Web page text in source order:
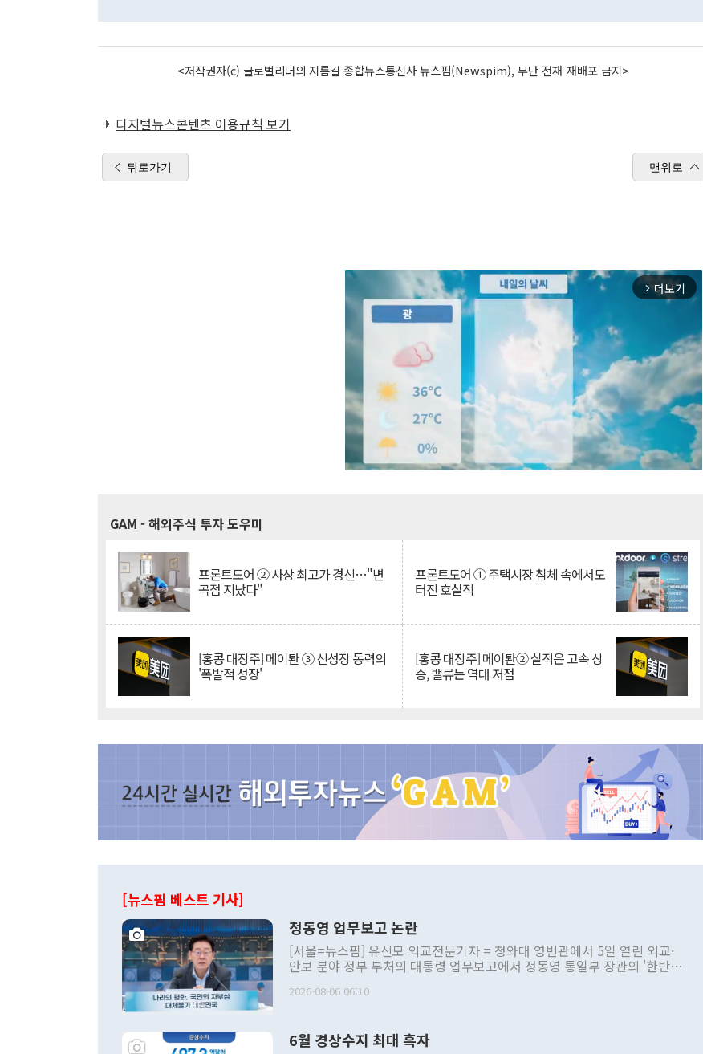
<저작권자(c) 글로벌리더의 지름길 종합뉴스통신사 뉴스핌(Newspim), 무단 전재-재배포 금지>
디지털뉴스콘텐츠 이용규칙 보기
뒤로가기 맨위로
arrow_forward_ios 더보기
GAM - 해외주식 투자 도우미
프론트도어 ② 사상 최고가 경신…"변
곡점 지났다"
프론트도어 ① 주택시장 침체 속에서도
터진 호실적
[홍콩 대장주] 메이퇀 ③ 신성장 동력의
'폭발적 성장'
[홍콩 대장주] 메이퇀② 실적은 고속 상
승, 밸류는 역대 저점
[뉴스핌 베스트 기사]
정동영 업무보고 논란
[서울=뉴스핌] 유신모 외교전문기자 = 청와대 영빈관에서 5일 열린 외교·
안보 분야 정부 부처의 대통령 업무보고에서 정동영 통일부 장관의 '한반도
발언 중에는 정부 내 조율을 거치지 않은 사안을 정책으로 추진하겠다고 공
주의적 희망에 근거한 비현실적 구상'이라는 비판을 내놨다. 그동안 정 장
2026-08-06 06:10
6월 경상수지 최대 흑자